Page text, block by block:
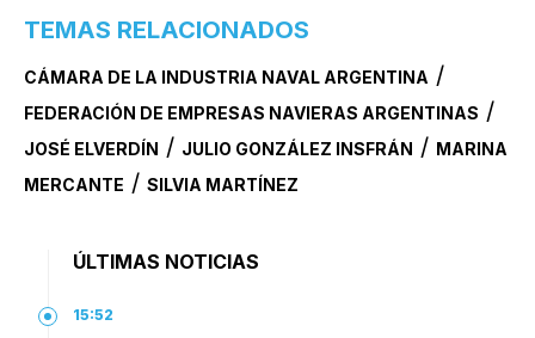
TEMAS RELACIONADOS
CÁMARA DE LA INDUSTRIA NAVAL ARGENTINA /
FEDERACIÓN DE EMPRESAS NAVIERAS ARGENTINAS /
JOSÉ ELVERDÍN / JULIO GONZÁLEZ INSFRÁN / MARINA
MERCANTE / SILVIA MARTÍNEZ
ÚLTIMAS NOTICIAS
15:52